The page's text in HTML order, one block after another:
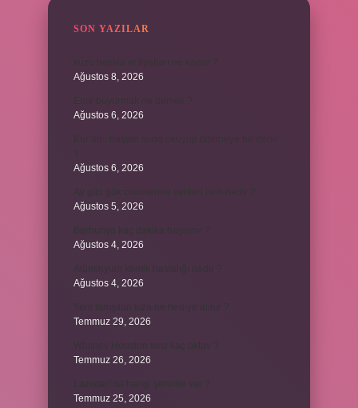
SON YAZILAR
Ağustos 8, 2026
Ağustos 6, 2026
Ağustos 6, 2026
Ağustos 5, 2026
Ağustos 4, 2026
Ağustos 4, 2026
Temmuz 29, 2026
Temmuz 26, 2026
Temmuz 25, 2026